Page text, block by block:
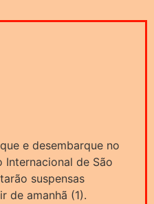
e desembarque no
Internacional de São
suspensas
de amanhã (1).